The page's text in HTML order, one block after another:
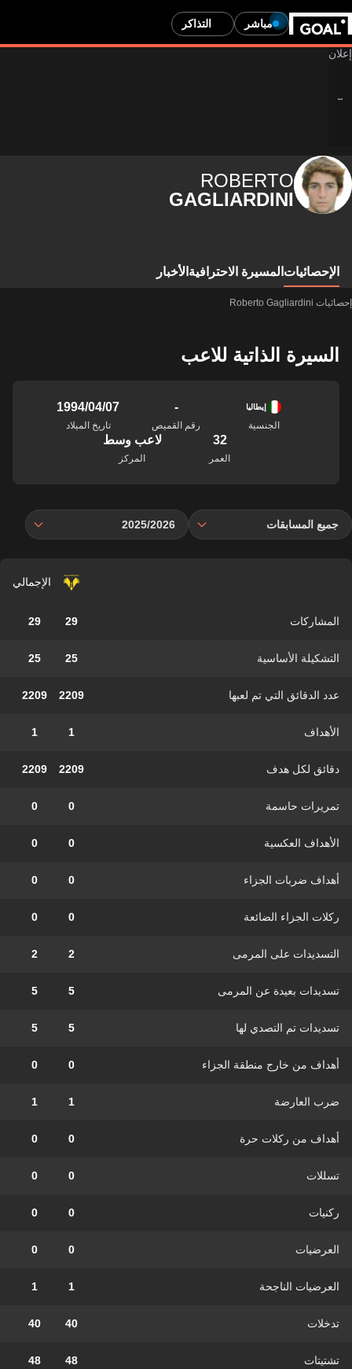
مباشر التذاكر
ROBERTO
GAGLIARDINI
الإحصائيات المسيرة الاحترافية الأخبار
إحصائيات Roberto Gagliardini
السيرة الذاتية للاعب
إيطاليا
الجنسية
-
رقم القميص
07‏/04‏/1994
تاريخ الميلاد
32
العمر
لاعب وسط
المركز
جميع المسابقات 2025/2026
الإجمالي
المشاركات 29
29
التشكيلة الأساسية 25
25
عدد الدقائق التي تم لعبها 2209
2209
الأهداف 1
1
دقائق لكل هدف 2209
2209
تمريرات حاسمة 0
0
الأهداف العكسية 0
0
أهداف ضربات الجزاء 0
0
ركلات الجزاء الضائعة 0
0
التسديدات على المرمى 2
2
تسديدات بعيدة عن المرمى 5
5
تسديدات تم التصدي لها 5
5
أهداف من خارج منطقة الجزاء 0
0
ضرب العارضة 1
1
أهداف من ركلات حرة 0
0
تسللات 0
0
ركنيات 0
0
العرضيات 0
0
العرضيات الناجحة 1
1
تدخلات 40
40
تشتيتات 48
48